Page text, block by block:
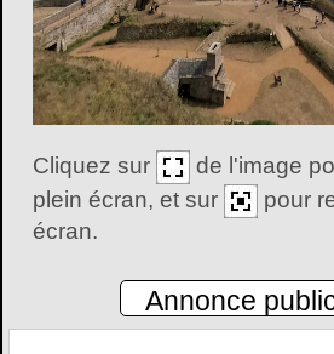
Cliquez sur
de l'image
plein écran, et sur
pour
écran.
Annonce